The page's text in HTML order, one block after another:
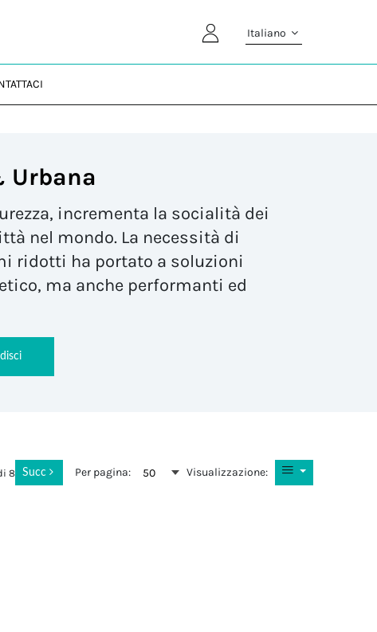
Italiano
Urbana
, incrementa la socialità dei
nel mondo. La necessità di
ridotti ha portato a soluzioni
ma anche performanti ed
8 Succ Per pagina: 50 Visualizzazione: